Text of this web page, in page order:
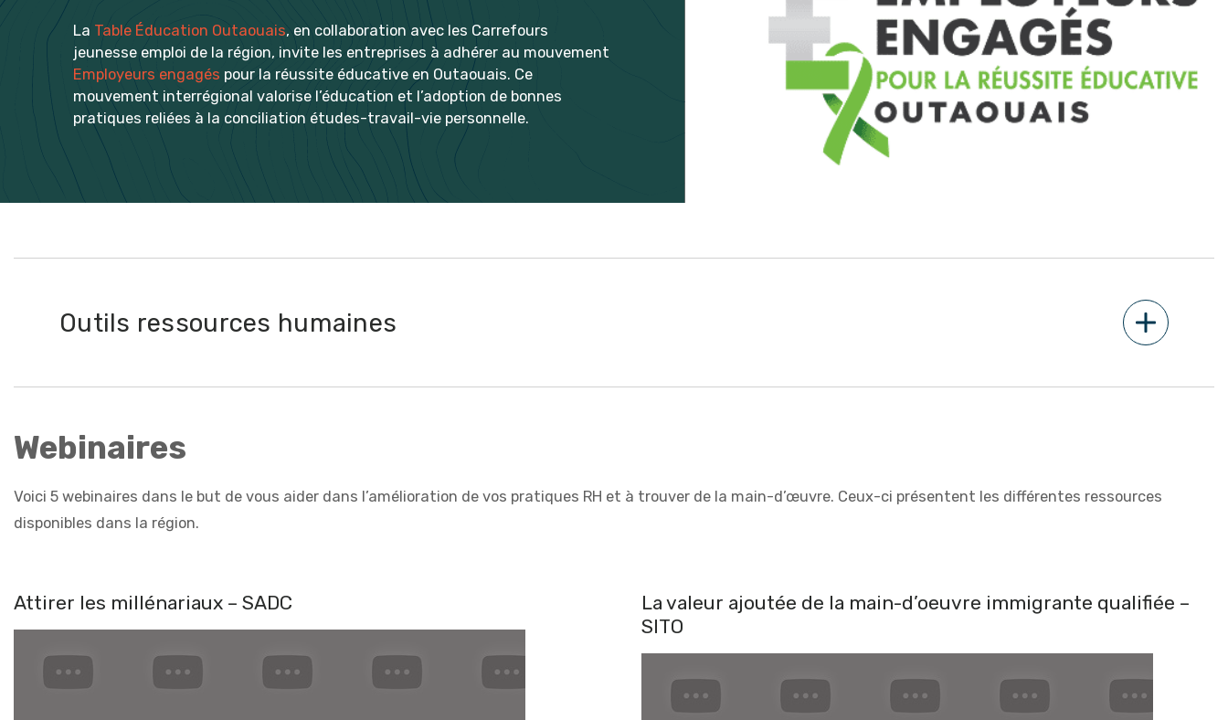
La Table Éducation Outaouais, en collaboration avec les Carrefours
jeunesse emploi de la région, invite les entreprises à adhérer au mouvement
Employeurs engagés pour la réussite éducative en Outaouais. Ce
mouvement interrégional valorise l’éducation et l’adoption de bonnes
pratiques reliées à la conciliation études-travail-vie personnelle.
Outils ressources humaines
Webinaires
Voici 5 webinaires dans le but de vous aider dans l’amélioration de vos pratiques RH et à trouver de la main-d’œuvre. Ceux-ci présentent les différentes ressources
disponibles dans la région.
Attirer les millénariaux – SADC
La valeur ajoutée de la main-d’oeuvre immigrante qualifiée –
SITO